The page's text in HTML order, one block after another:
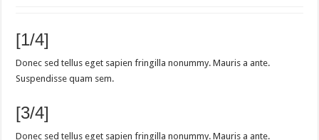
[1/4]
Donec sed tellus eget sapien fringilla nonummy. Mauris a ante.
Suspendisse quam sem.
[3/4]
Donec sed tellus eget sapien fringilla nonummy. Mauris a ante.